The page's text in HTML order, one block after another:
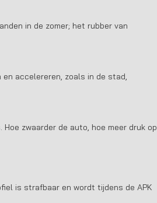
in de zomer; het rubber van
en accelereren, zoals in de stad,
zwaarder de auto, hoe meer druk op
is strafbaar en wordt tijdens de APK